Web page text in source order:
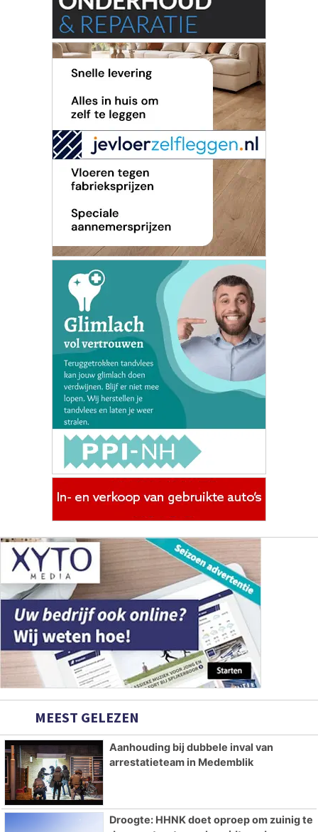
MEEST GELEZEN
Aanhouding bij dubbele inval van
arrestatieteam in Medemblik
Droogte: HHNK doet oproep om zuinig te